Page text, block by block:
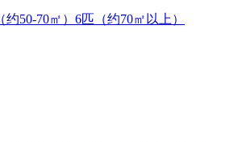
约50-70㎡） 6匹（约70㎡以上）